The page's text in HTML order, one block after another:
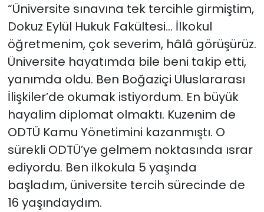
“Üniversite sınavına tek tercihle girmiştim,
Dokuz Eylül Hukuk Fakültesi… İlkokul
öğretmenim, çok severim, hâlâ görüşürüz.
Üniversite hayatımda bile beni takip etti,
yanımda oldu. Ben Boğaziçi Uluslararası
İlişkiler’de okumak istiyordum. En büyük
hayalim diplomat olmaktı. Kuzenim de
ODTÜ Kamu Yönetimini kazanmıştı. O
sürekli ODTÜ’ye gelmem noktasında ısrar
ediyordu. Ben ilkokula 5 yaşında
başladım, üniversite tercih sürecinde de
16 yaşındaydım.